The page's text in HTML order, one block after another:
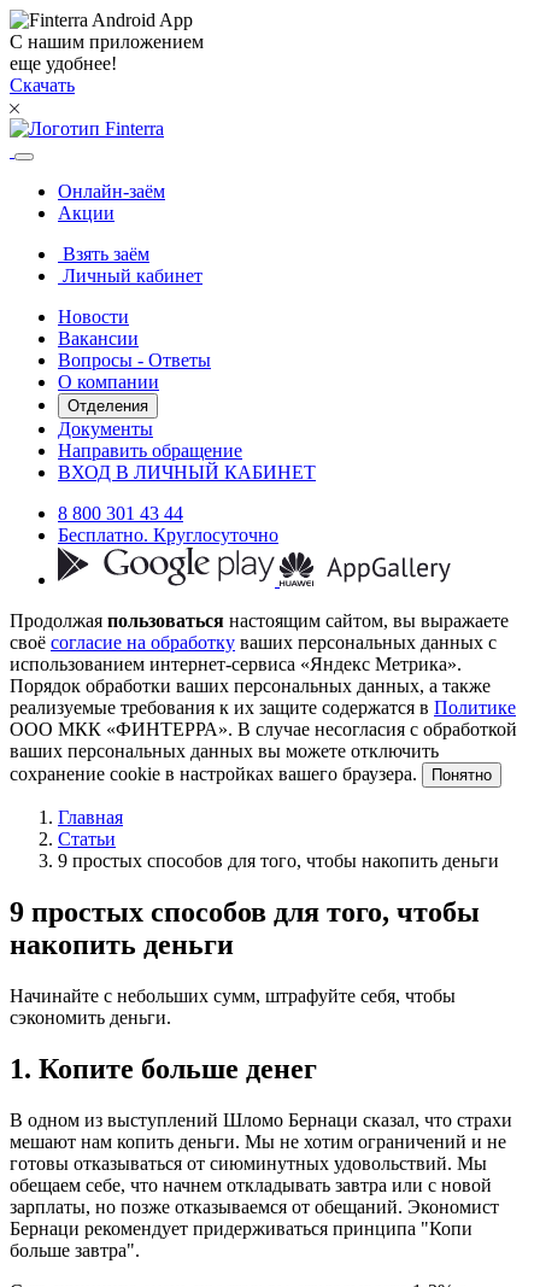
С нашим приложением
еще удобнее!
Скачать
Онлайн-заём
Акции
Взять заём
Личный кабинет
Новости
Вакансии
Вопросы - Ответы
О компании
Отделения
Документы
Направить обращение
ВХОД В ЛИЧНЫЙ КАБИНЕТ
8 800 301 43 44
Бесплатно. Круглосуточно
Продолжая пользоваться настоящим сайтом, вы выражаете
своё согласие на обработку ваших персональных данных с
использованием интернет-сервиса «Яндекс Метрика».
Порядок обработки ваших персональных данных, а также
реализуемые требования к их защите содержатся в Политике
ООО МКК «ФИНТЕРРА». В случае несогласия с обработкой
ваших персональных данных вы можете отключить
сохранение cookie в настройках вашего браузера.
Понятно
Главная
Статьи
9 простых способов для того, чтобы накопить деньги
9 простых способов для того, чтобы
накопить деньги
Начинайте с небольших сумм, штрафуйте себя, чтобы
сэкономить деньги.
1. Копите больше денег
В одном из выступлений Шломо Бернаци сказал, что страхи
мешают нам копить деньги. Мы не хотим ограничений и не
готовы отказываться от сиюминутных удовольствий. Мы
обещаем себе, что начнем откладывать завтра или с новой
зарплаты, но позже отказываемся от обещаний. Экономист
Бернаци рекомендует придерживаться принципа "Копи
больше завтра".